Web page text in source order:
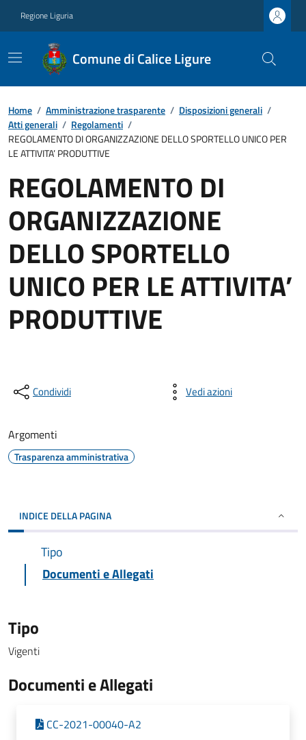
Regione Liguria
Comune di Calice Ligure
Home / Amministrazione trasparente / Disposizioni generali /
Atti generali / Regolamenti /
REGOLAMENTO DI ORGANIZZAZIONE DELLO SPORTELLO UNICO PER
LE ATTIVITA’ PRODUTTIVE
REGOLAMENTO DI
ORGANIZZAZIONE
DELLO SPORTELLO
UNICO PER LE ATTIVITA’
PRODUTTIVE
Condividi Vedi azioni
Argomenti
Trasparenza amministrativa
INDICE DELLA PAGINA
Tipo
Documenti e Allegati
Tipo
Vigenti
Documenti e Allegati
CC-2021-00040-A2